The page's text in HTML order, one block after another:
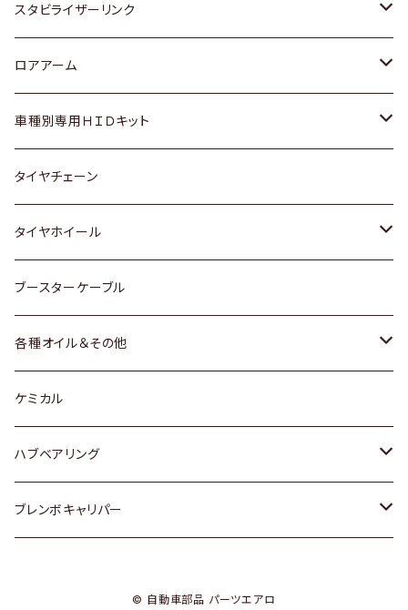
スバル
いすゞ
ダイハツ
マツダ
三菱
スバル
レクサス
スズキ
日産
ダイハツ
マツダ
三菱
スバル
ホンダ
スズキ
日産
いすゞ
ダイハツ
マツダ
三菱
スバル
トヨタ
ホンダ
スズキ
日産
ダイハツ
スバル
スタビライザーリンク
トヨタ
ホンダ
スズキ
日産
ダイハツ
マツダ
ロアアーム
ホンダ
スズキ
日産
ダイハツ
マツダ
スバル
車種別専用ＨＩＤキット
トヨタ
マツダ
タイヤチェーン
タイヤホイール
トヨタ
ホンダ
スズキ
日産
ダイハツ
ブースターケーブル
各種オイル＆その他
ディーデル洗浄添加剤
ケミカル
ハブベアリング
トヨタ
ブレンボキャリパー
© 自動車部品 パーツエアロ